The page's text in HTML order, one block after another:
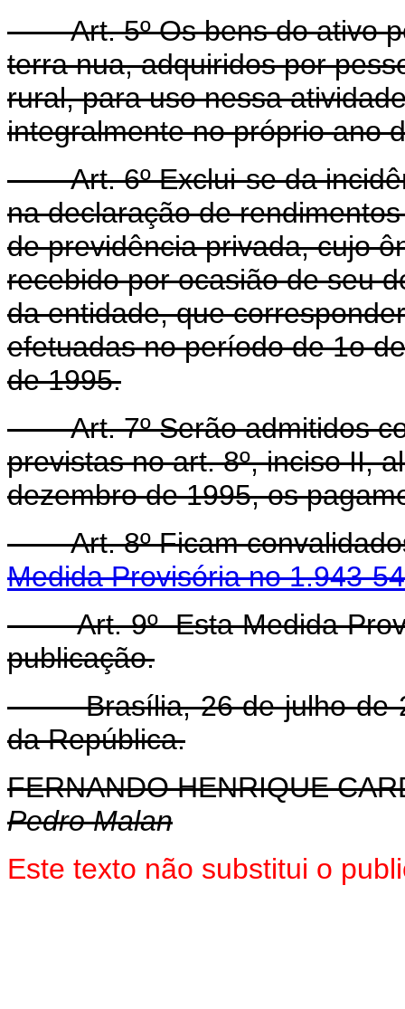
Art. 5º Os bens do ativo
terra nua, adquiridos por
rural, para uso nessa
integralmente no próprio ano
Art. 6º Exclui-se da
na declaração de
de previdência privada, cujo
recebido por ocasião de seu
da entidade, que
efetuadas no período de 1o
de 1995.
Art. 7º Serão admitidos
previstas no art. 8º, inciso II,
dezembro de 1995, os
Art. 8º Ficam convalidados
Medida Provisória no 1.943-
Art. 9º Esta Medida
publicação.
Brasília, 26 de julho de
da República.
FERNANDO HENRIQUE
Pedro Malan
Este texto não substitui o